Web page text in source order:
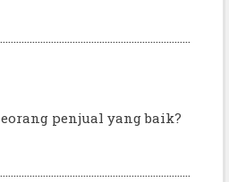
penjual yang baik?